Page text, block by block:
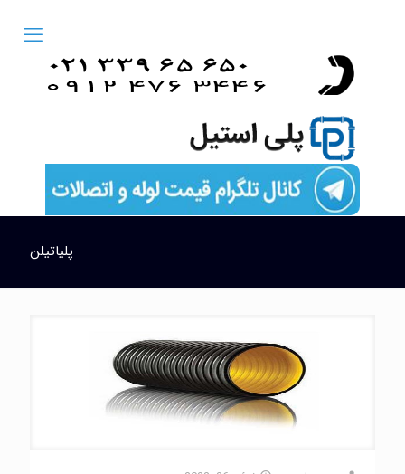
پلیاتیلن